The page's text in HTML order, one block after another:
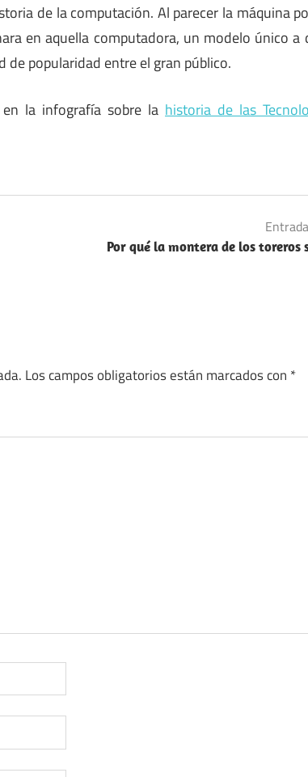
de la computación. Al parecer la máquina
en aquella computadora, un modelo único a
popularidad entre el gran público.
la infografía sobre la historia de las
Por qué la montera de los toreros
Los campos obligatorios están marcados con *